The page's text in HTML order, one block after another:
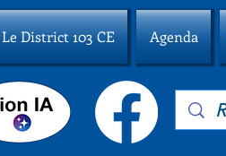
Le District 103 CE Agenda